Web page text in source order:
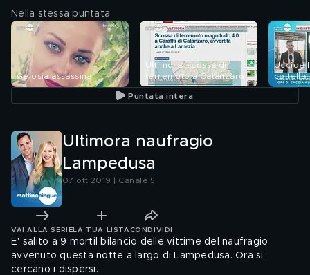
Nella stessa puntata
Gelosia assassina
Ultimora: scossa di
terremoto a Catanzaro
Uccide
Puntata intera
Ultimora naufragio
Lampedusa
07 ott 2019 | Canale 5
VAI ALLA SERIE LA TUA LISTA CONDIVIDI
E' salito a 9 mortil bilancio delle vittime del naufragio
avvenuto questa notte a largo di Lampedusa. Ora si
cercano i dispersi.